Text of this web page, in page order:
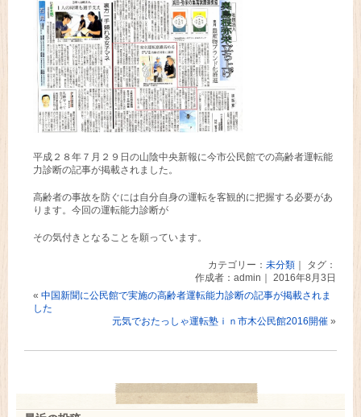
平成２８年７月２９日の山陰中央新報に今市公民館での高齢者運転能
力診断の記事が掲載されました。
高齢者の事故を防ぐには自分自身の運転を客観的に把握する必要があ
ります。今回の運転能力診断が
その気付きとなることを願っています。
カテゴリー： 未分類｜ タグ：
作成者：admin｜ 2016年8月3日
«中国新聞に公民館で実施の高齢者運転能力診断の記事が掲載されま
した
元気でおたっしゃ運転塾ｉｎ市木公民館2016開催»